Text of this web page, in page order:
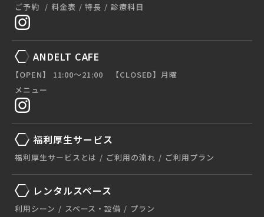
ご予約
料金表 特長 診療科目
ANDELT CAFE
【OPEN】 11:00〜21:00 【CLOSED】月曜
メニュー
福利厚生サービス
福利厚生サービスとは ご利用の流れ ご利用プラン
レンタルスペース
利用シーン スペース・設備 プラン